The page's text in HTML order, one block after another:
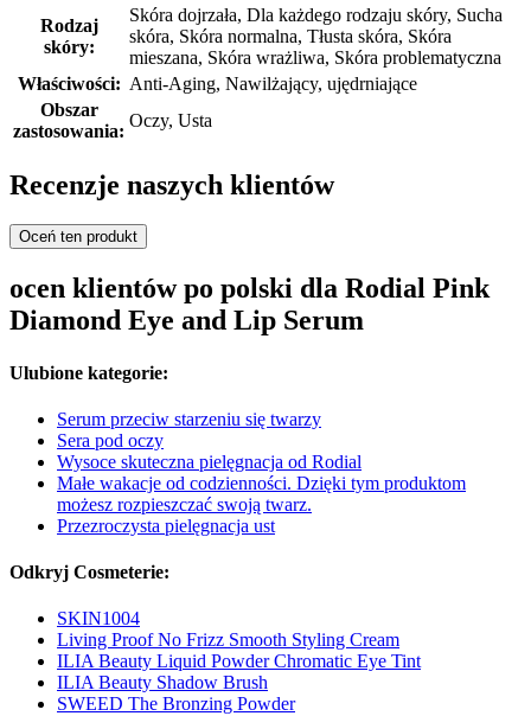
Rodzaj
skóry:
Skóra dojrzała, Dla każdego rodzaju skóry, Sucha
skóra, Skóra normalna, Tłusta skóra, Skóra
mieszana, Skóra wrażliwa, Skóra problematyczna
Właściwości: Anti-Aging, Nawilżający, ujędrniające
Obszar
zastosowania:
Oczy, Usta
Recenzje naszych klientów
Oceń ten produkt
ocen klientów po polski dla Rodial Pink
Diamond Eye and Lip Serum
Ulubione kategorie:
Serum przeciw starzeniu się twarzy
Sera pod oczy
Wysoce skuteczna pielęgnacja od Rodial
Małe wakacje od codzienności. Dzięki tym produktom
możesz rozpieszczać swoją twarz.
Przezroczysta pielęgnacja ust
Odkryj Cosmeterie:
SKIN1004
Living Proof No Frizz Smooth Styling Cream
ILIA Beauty Liquid Powder Chromatic Eye Tint
ILIA Beauty Shadow Brush
SWEED The Bronzing Powder